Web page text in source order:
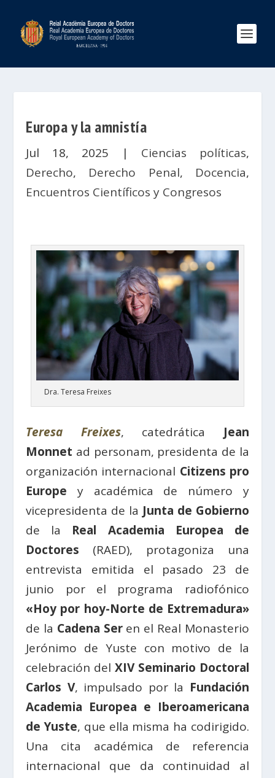
Europa y la amnistía
Jul 18, 2025 | Ciencias políticas,
Derecho, Derecho Penal, Docencia,
Encuentros Científicos y Congresos
Dra. Teresa Freixes
Teresa Freixes, catedrática Jean
Monnet ad personam, presidenta de la
organización internacional Citizens pro
Europe y académica de número y
vicepresidenta de la Junta de Gobierno
de la Real Academia Europea de
Doctores (RAED), protagoniza una
entrevista emitida el pasado 23 de
junio por el programa radiofónico
«Hoy por hoy-Norte de Extremadura»
de la Cadena Seren el Real Monasterio
Jerónimo de Yuste con motivo de la
celebración del XIV Seminario Doctoral
Carlos V, impulsado por la Fundación
Academia Europea e Iberoamericana
de Yuste, que ella misma ha codirigido.
Una cita académica de referencia
internacional que da continuidad al